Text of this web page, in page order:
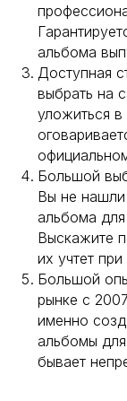
альбома
Доступная
выбрать на
уложиться
Большой
Вы не
альбома для
Выскажите
их учтет
Большой
рынке с
именно
альбомы
бывает